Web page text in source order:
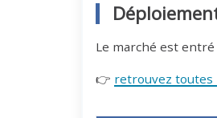
Le marché est
👉 retrouvez toutes